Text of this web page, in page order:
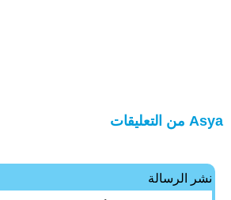
Asya من التعليقات
نشر الرسالة